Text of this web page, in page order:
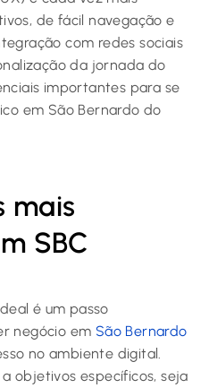
de fácil navegação e
com redes sociais
da jornada do
importantes para se
em São Bernardo do
mais
SBC
é um passo
negócio em São Bernardo
no ambiente digital.
objetivos específicos, seja